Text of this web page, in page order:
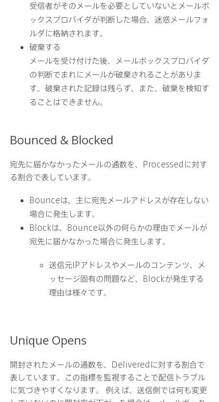
受信者がそのメールを必要としていないとメールボ
ックスプロバイダが判断した場合、迷惑メールフォ
ルダに格納されます。
破棄する
メールを受け付けた後、メールボックスプロバイダ
の判断でまれにメールが破棄されることがありま
す。破棄された記録は残らず、また、破棄を検知す
ることはできません。
Bounced & Blocked
宛先に届かなかったメールの通数を、Processedに対す
る割合で表しています。
Bounceは、主に宛先メールアドレスが存在しない
場合に発生します。
Blockは、Bounce以外の何らかの理由でメールが
宛先に届かなかった場合に発生します。
送信元IPアドレスやメールのコンテンツ、メ
ッセージ固有の問題など、Blockが発生する
理由は様々です。
Unique Opens
開封されたメールの通数を、Deliveredに対する割合で
表しています。この指標を監視することで配信トラブル
に気づきやすくなります。 例えば、送信側では何も変更